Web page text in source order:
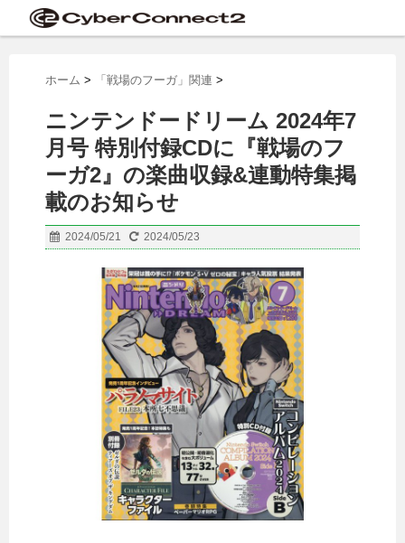
ホーム > 「戦場のフーガ」関連 >
ニンテンドードリーム 2024年7
月号 特別付録CDに『戦場のフ
ーガ2』の楽曲収録&連動特集掲
載のお知らせ
2024/05/21 2024/05/23